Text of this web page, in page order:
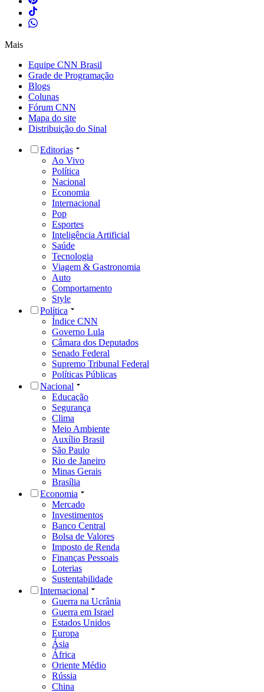
Mais
Equipe CNN Brasil
Grade de Programação
Blogs
Colunas
Fórum CNN
Mapa do site
Distribuição do Sinal
Editorias
Ao Vivo
Política
Nacional
Economia
Internacional
Pop
Esportes
Inteligência Artificial
Saúde
Tecnologia
Viagem & Gastronomia
Auto
Comportamento
Style
Política
Índice CNN
Governo Lula
Câmara dos Deputados
Senado Federal
Supremo Tribunal Federal
Políticas Públicas
Nacional
Educação
Segurança
Clima
Meio Ambiente
Auxílio Brasil
São Paulo
Rio de Janeiro
Minas Gerais
Brasília
Economia
Mercado
Investimentos
Banco Central
Bolsa de Valores
Imposto de Renda
Finanças Pessoais
Loterias
Sustentabilidade
Internacional
Guerra na Ucrânia
Guerra em Israel
Estados Unidos
Europa
Ásia
África
Oriente Médio
Rússia
China